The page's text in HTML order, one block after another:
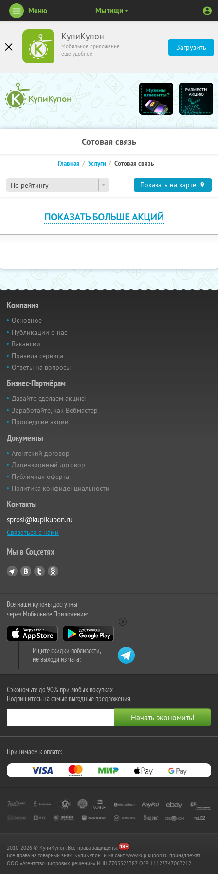
КупиКупон
Мобильное приложение
ещё удобнее
Загрузить
Меню Мытищи
Сотовая связь
По рейтингу
Главная Услуги Сотовая связь
Показать на карте
ПОКАЗАТЬ БОЛЬШЕ АКЦИЙ
Компания
Основное
Публикации о нас
Вакансии
Правила сервиса
Ответы на вопросы
Бизнес-Партнёрам
Давайте сделаем акцию!
Заработайте, как Вебмастер
Прошедшие акции
Документы
Агентский договор
Лицензионный договор
Публичная оферта
Политика конфиденциальности
Контакты
sprosi@kupikupon.ru
Связаться с нами
Мы в Соцсетях
Все наши купоны доступны
через Мобильное Приложение:
Ищите скидки поблизости,
не выходя из чата:
Сэкономьте до 90% при любых покупках
Подпишитесь на самые выгодные предложения
Принимаем к оплате:
2010-2026 © КупиКупон. Все права защищены.
Все права на товарный знак "КупиКупон" и на сайт www.kupikupon.ru принадлежат
OOO «Агентство цифровых решений» ИНН 7705523387, ОГРН 1127747063212